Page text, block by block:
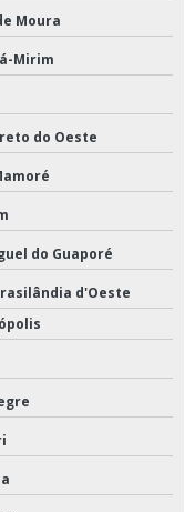
Moura
Mirim
do Oeste
do Guaporé
d'Oeste